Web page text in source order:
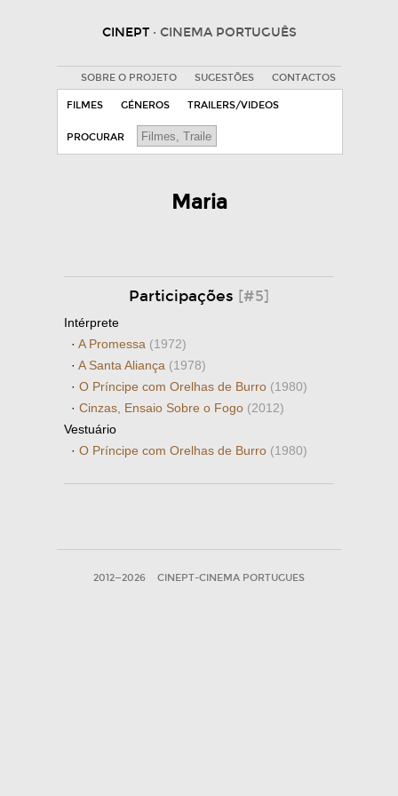
CINEPT · CINEMA PORTUGUÊS
SOBRE O PROJETO SUGESTÕES CONTACTOS
FILMES GÉNEROS TRAILERS/VIDEOS
PROCURAR
Maria
Participações [#5]
Intérprete
· A Promessa (1972)
· A Santa Aliança (1978)
· O Príncipe com Orelhas de Burro (1980)
· Cinzas, Ensaio Sobre o Fogo (2012)
Vestuário
· O Príncipe com Orelhas de Burro (1980)
2012—2026 CINEPT-CINEMA PORTUGUES